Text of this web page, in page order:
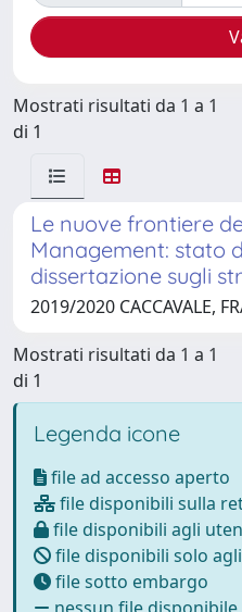
Mostrati risultati da 1 a 1
di 1
Le nuove frontiere
Management: stato
dissertazione sugli
2019/2020 CACCAVALE,
Mostrati risultati da 1 a 1
di 1
Legenda icone
file ad accesso aperto
file disponibili sulla
file disponibili agli
file disponibili solo
file sotto embargo